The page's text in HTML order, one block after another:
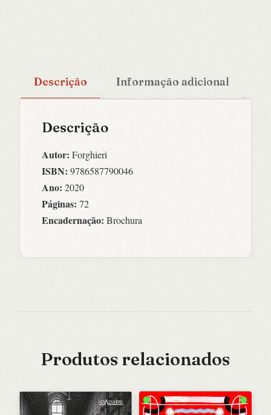
Descrição Informação adicional
Descrição
Autor: Forghieri
ISBN: 9786587790046
Ano: 2020
Páginas: 72
Encadernação: Brochura
Produtos relacionados